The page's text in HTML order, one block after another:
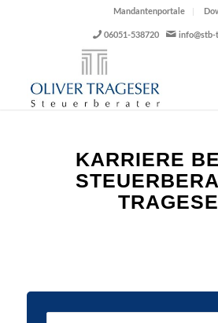
Mandantenportale
06051-538720 info@stb-
KARRIERE